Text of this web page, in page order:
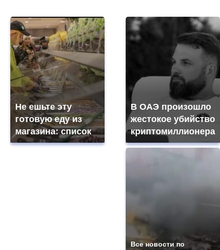
Не ешьте эту
готовую еду из
магазина: список
В ОАЭ произошло
жестокое убийство
криптомиллионера
Все новости по